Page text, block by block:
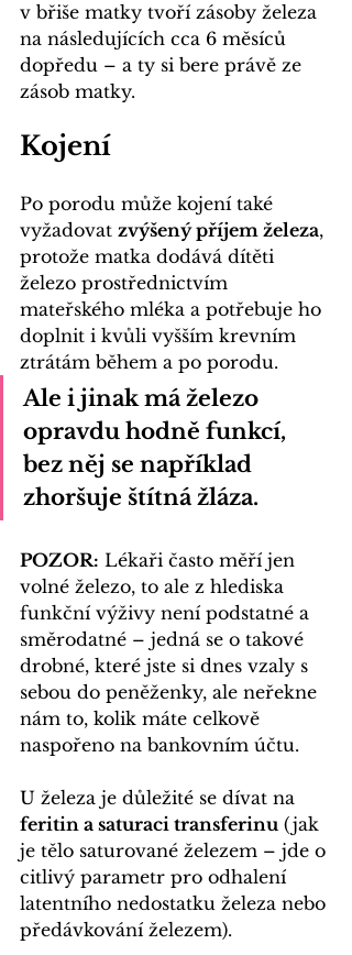
v břiše matky tvoří zásoby železa
na následujících cca 6 měsíců
dopředu – a ty si bere právě ze
zásob matky.
Kojení
Po porodu může kojení také
vyžadovat zvýšený příjem železa,
protože matka dodává dítěti
železo prostřednictvím
mateřského mléka a potřebuje ho
doplnit i kvůli vyšším krevním
ztrátám během a po porodu.
Ale i jinak má železo
opravdu hodně funkcí,
bez něj se například
zhoršuje štítná žláza.
POZOR: Lékaři často měří jen
volné železo, to ale z hlediska
funkční výživy není podstatné a
směrodatné – jedná se o takové
drobné, které jste si dnes vzaly s
sebou do peněženky, ale neřekne
nám to, kolik máte celkově
naspořeno na bankovním účtu.
U železa je důležité se dívat na
feritin a saturaci transferinu (jak
je tělo saturované železem – jde o
citlivý parametr pro odhalení
latentního nedostatku železa nebo
předávkování železem).